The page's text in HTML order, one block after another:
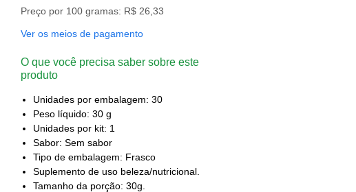
Preço por 100 gramas: R$ 26,33
Ver os meios de pagamento
O que você precisa saber sobre este
produto
Unidades por embalagem: 30
Peso líquido: 30 g
Unidades por kit: 1
Sabor: Sem sabor
Tipo de embalagem: Frasco
Suplemento de uso beleza/nutricional.
Tamanho da porção: 30g.